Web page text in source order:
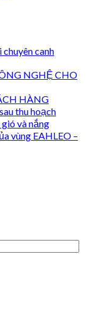
canh
NGHỆ CHO
HÀNG
thu hoạch
và nắng
vùng EAHLEO –